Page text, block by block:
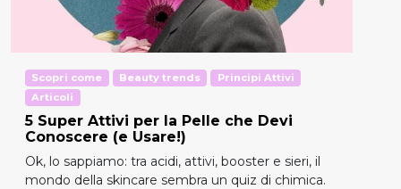
Scopri come Beauty trends
Principi Attivi
Articoli
5 Super Attivi per la Pelle che Devi
Conoscere (e Usare!)
Ok, lo sappiamo: tra acidi, attivi, booster e sieri, il
mondo della skincare sembra un quiz di chimica.